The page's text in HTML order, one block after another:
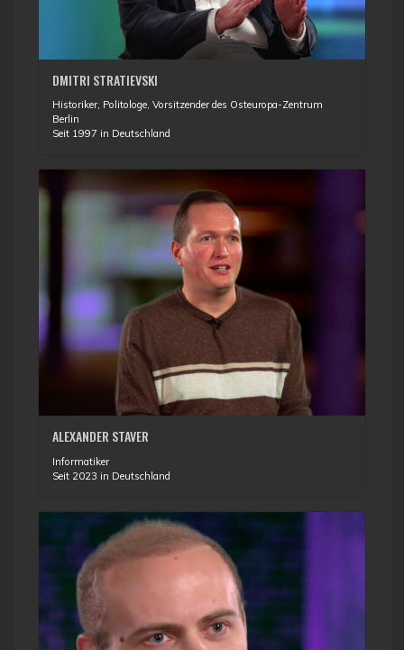
DMITRI STRATIEVSKI
Historiker, Politologe, Vorsitzender des Osteuropa-Zentrum
Berlin
Seit 1997 in Deutschland
ALEXANDER STAVER
Informatiker
Seit 2023 in Deutschland